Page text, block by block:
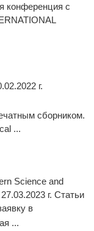
конференция с
г.
сборником.
...
Science and
г. Статьи
в
...